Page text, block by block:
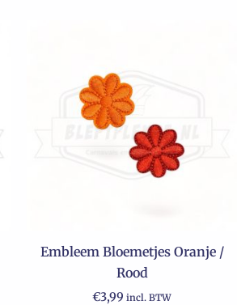
Embleem Bloemetjes Oranje /
Rood
€3,99 incl. BTW